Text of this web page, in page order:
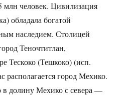
млн человек. Цивилизация
обладала богатой
наследием. Столицей
Теночтитлан,
Тескоко (Тешкоко) (исп.
располагается город Мехико.
долину Мехико с севера —